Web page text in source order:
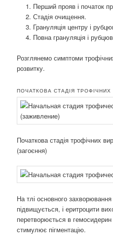
Перший прояв і початок
Стадія очищення.
Грануляція центру і
Повна грануляція і
Розглянемо симптоми
розвитку.
ПОЧАТКОВА СТАДІЯ
Початкова стадія трофічних
(загоєння)
На тлі основного
підвищується, і еритроцити
перетворюється в гемосидерин
стимулює пігментацію.